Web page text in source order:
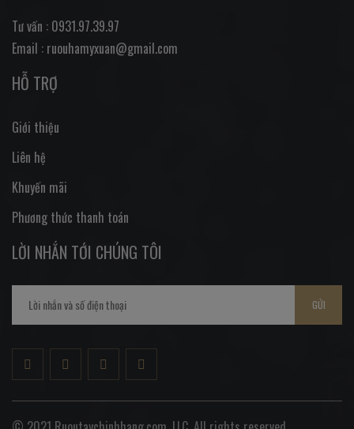
Tư vấn : 0931.97.39.97
Email : ruouhamyxuan@gmail.com
HỖ TRỢ
Giới thiệu
Liên hệ
Khuyến mãi
Phương thức thanh toán
LỜI NHẮN TỚI CHÚNG TÔI
GỬI